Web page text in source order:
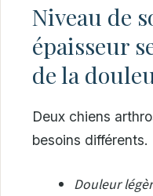
Niveau de
épaisseur
de la
Deux chiens
besoins différents.
Douleur